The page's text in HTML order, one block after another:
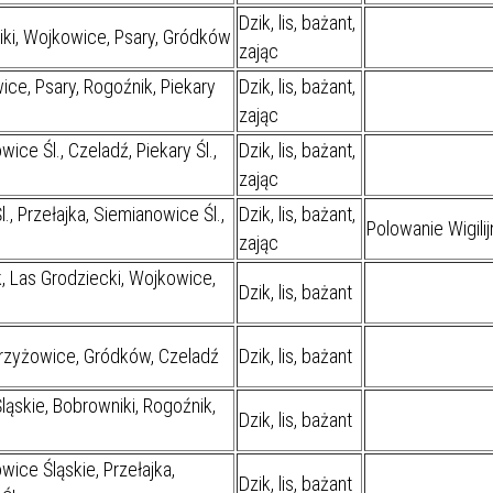
RADA MIASTA
Z TERENU MIASTA
ZDROWO BEZ
GDZIE MOŻNA ZNALEŹĆ I
WYGLĄDA PRACA W NGO?
PORADY OD PRACA.PL
– JAK ZOSTAĆ?
BEZPŁATNY PORADNIK DLA
KULTURY
- XV EDYCJA
O NAGRODĘ
FINANSOWEGO ZA
KATOWICE OTWIERAJĄ
CENTRUM ZARZĄDZANIA
RUCHEM
„PRZYJAZNA SZKOŁA”
2025-2027
Wojkowice, Psary, Gródków
Dzik, lis, bażant,
zając
Psary, Rogoźnik, Piekary
Dzik, lis, bażant,
zając
Śl., Czeladź, Piekary Śl.,
Dzik, lis, bażant,
zając
Przełajka, Siemianowice Śl.,
Dzik, lis, bażant,
zając
Polowanie
Las Grodziecki, Wojkowice,
Dzik, lis, bażant
Gródków, Czeladź Dzik, lis, bażant
Bobrowniki, Rogoźnik,
Dzik, lis, bażant
Śląskie, Przełajka,
Dzik, lis, bażant